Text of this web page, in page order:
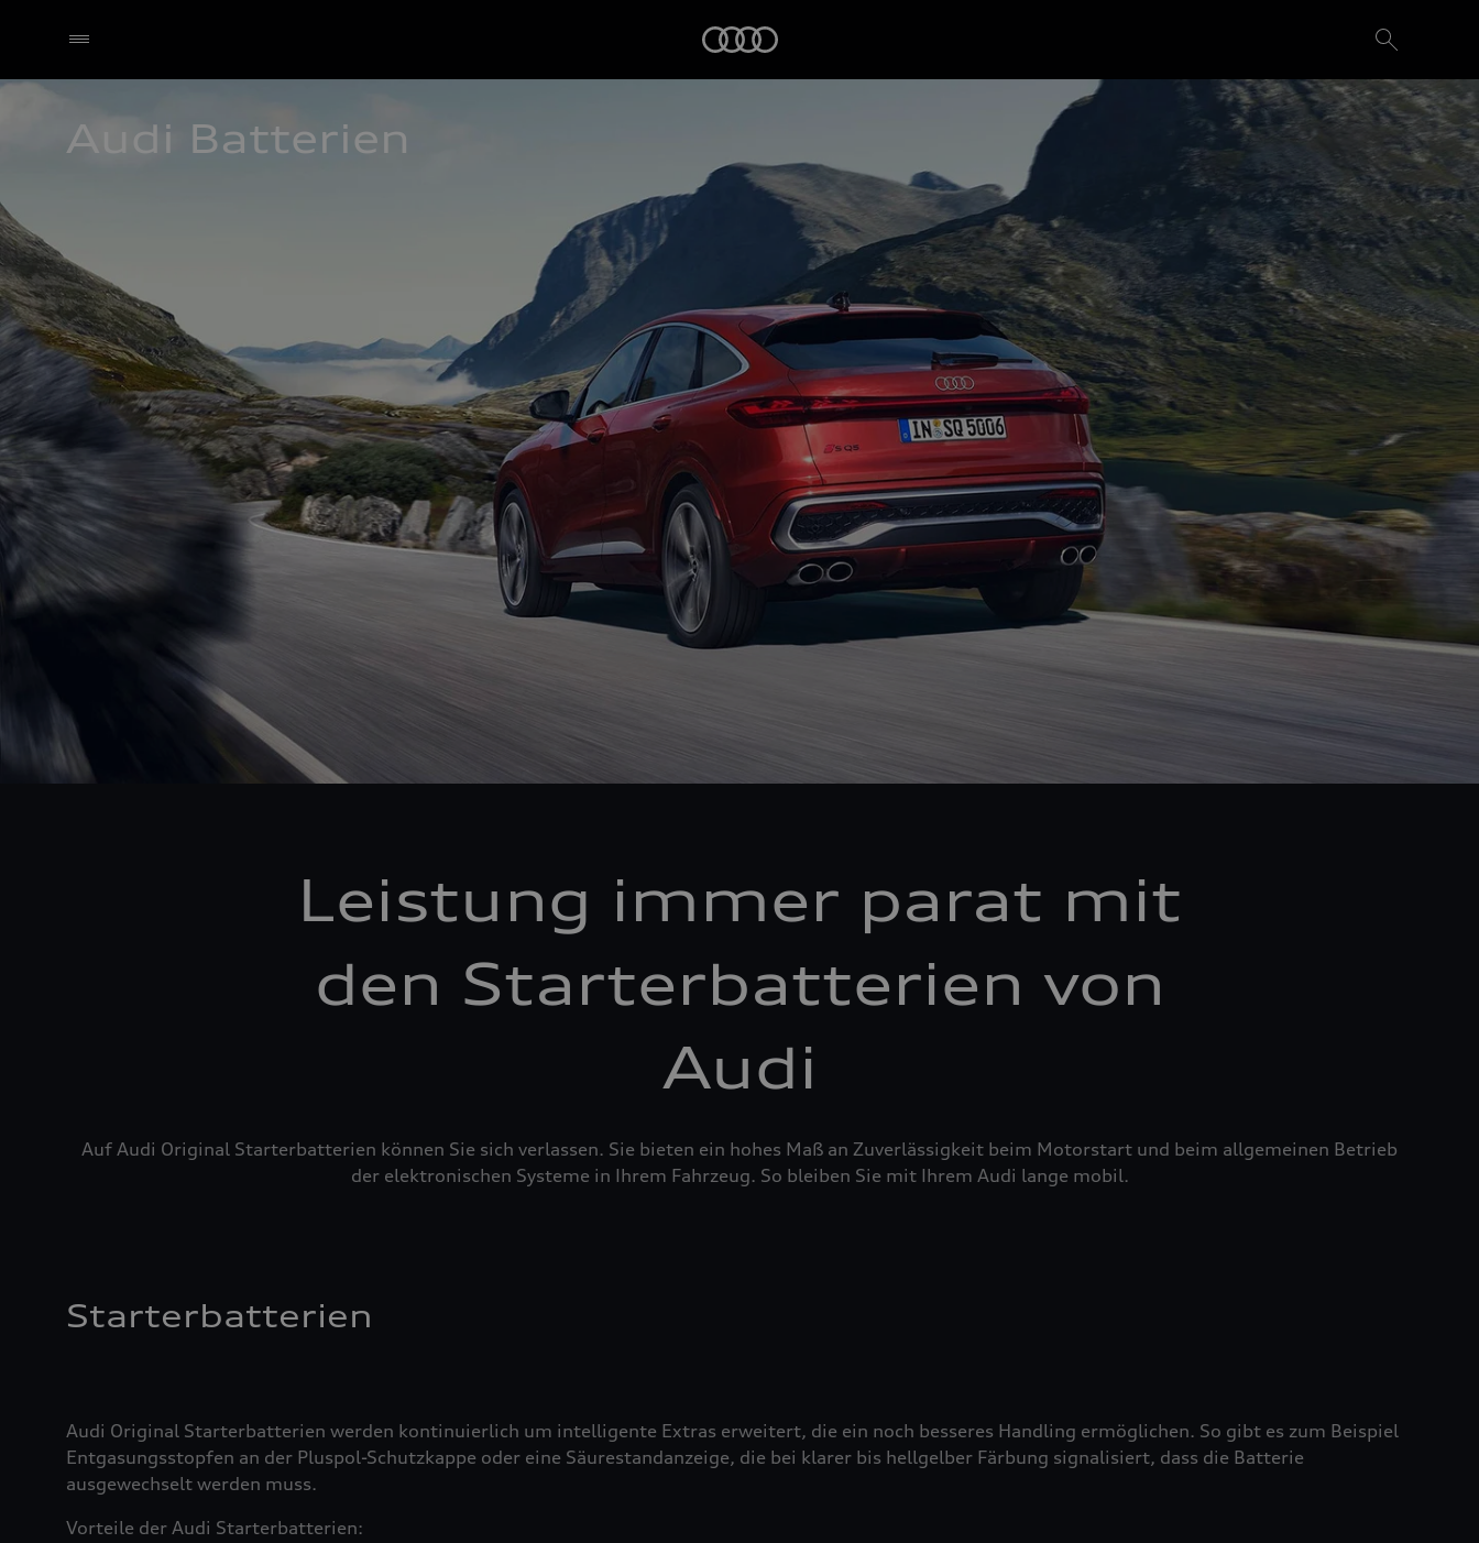
Audi Batterien
Leistung immer parat mit
den Starterbatterien von
Audi
Auf Audi Original Starterbatterien können Sie sich verlassen. Sie bieten ein hohes Maß an Zuverlässigkeit beim Motorstart und beim allgemeinen Betrieb
der elektronischen Systeme in Ihrem Fahrzeug. So bleiben Sie mit Ihrem Audi lange mobil.
Starterbatterien
Audi Original Starterbatterien werden kontinuierlich um intelligente Extras erweitert, die ein noch besseres Handling ermöglichen. So gibt es zum Beispiel
Entgasungsstopfen an der Pluspol-Schutzkappe oder eine Säurestandanzeige, die bei klarer bis hellgelber Färbung signalisiert, dass die Batterie
ausgewechselt werden muss.
Vorteile der Audi Starterbatterien: